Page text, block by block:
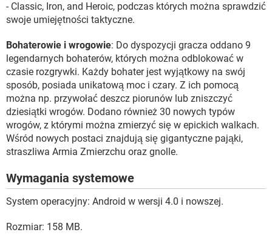
- Classic, Iron, and Heroic, podczas których można sprawdzić
swoje umiejętności taktyczne.
Bohaterowie i wrogowie: Do dyspozycji gracza oddano 9
legendarnych bohaterów, których można odblokować w
czasie rozgrywki. Każdy bohater jest wyjątkowy na swój
sposób, posiada unikatową moc i czary. Z ich pomocą
można np. przywołać deszcz piorunów lub zniszczyć
dziesiątki wrogów. Dodano również 30 nowych typów
wrogów, z którymi można zmierzyć się w epickich walkach.
Wśród nowych postaci znajdują się gigantyczne pająki,
straszliwa Armia Zmierzchu oraz gnolle.
Wymagania systemowe
System operacyjny: Android w wersji 4.0 i nowszej.
Rozmiar: 158 MB.